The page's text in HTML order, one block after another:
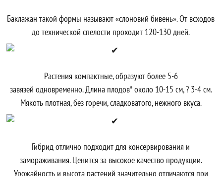
Баклажан такой формы называют «слоновий бивень». От всходов
до технической спелости проходит 120-130 дней.
Растения компактные, образуют более 5-6
завязей одновременно. Длина плодов* около 10-15 см, ? 3-4 см.
Мякоть плотная, без горечи, сладковатого, нежного вкуса.
Гибрид отлично подходит для консервирования и
замораживания. Ценится за высокое качество продукции.
Урожайность и высота растений значительно отличаются при